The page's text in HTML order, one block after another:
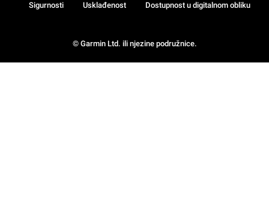
© Garmin Ltd. ili njezine podružnice.
Sigurnosti Usklađenost Dostupnost u digitalnom obliku